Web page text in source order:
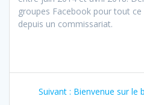
groupes Facebook pour tout
depuis un commissariat.
Navigation
Suivant : Article
Bienvenue sur le